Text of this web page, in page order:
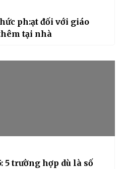
ph:ạt đối với giáo
tại nhà
5 trường hợp dù là số